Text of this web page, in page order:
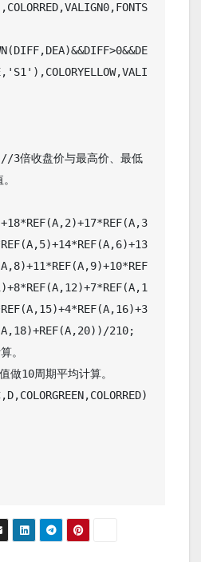
倍收盘价与最高价、最低
210;
。
10周期平均计算。